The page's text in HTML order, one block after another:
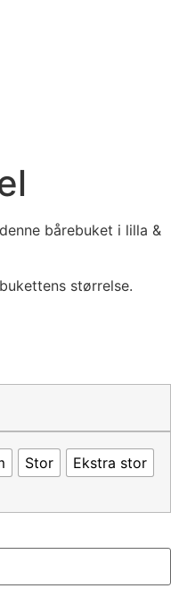
bårebuket i lilla &
størrelse.
Stor Ekstra stor